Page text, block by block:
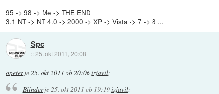
95 -> 98 -> Me -> THE END
3.1 NT -> NT 4.0 -> 2000 -> XP -> Vista -> 7 -> 8 ...
Spc
::25. okt 2011, 20:08
opeterje25. okt 2011 ob 20:06izjavil:
Blinderje 25. okt 2011 ob 19:19izjavil: